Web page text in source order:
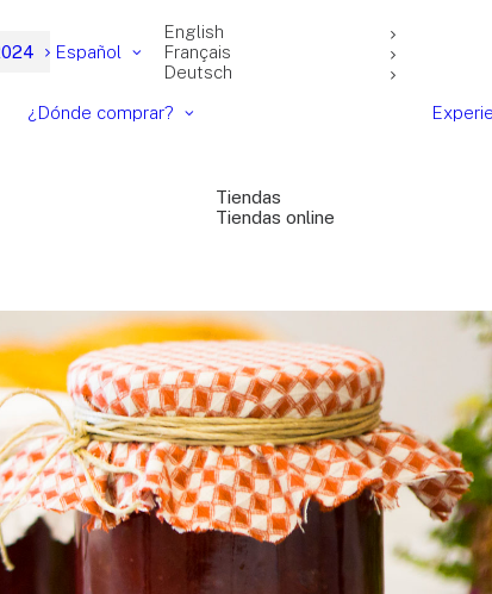
Español
English
Français
Deutsch
¿Dónde comprar?
Tiendas
Tiendas online